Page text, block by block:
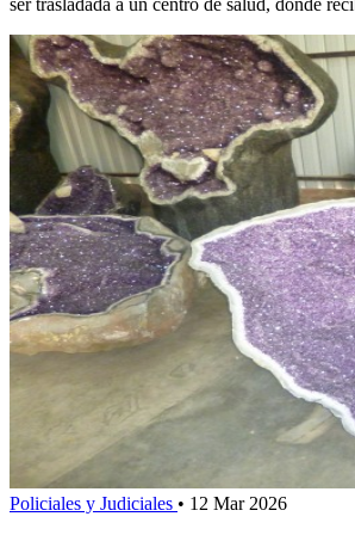
Policiales y Judiciales • 12 Mar 2026